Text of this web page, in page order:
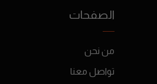
الصفحات
من نحن
تواصل معنا